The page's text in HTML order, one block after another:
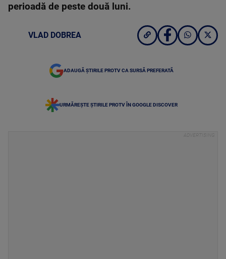
perioadă de peste două luni.
VLAD DOBREA
ADAUGĂ ȘTIRILE PROTV CA SURSĂ PREFERATĂ
URMĂREȘTE ȘTIRILE PROTV ÎN GOOGLE DISCOVER